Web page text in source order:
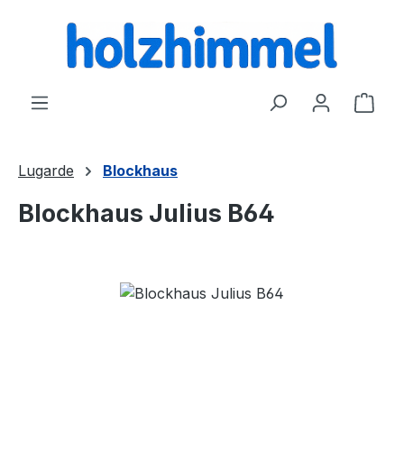
springen
Lugarde Blockhaus
Blockhaus Julius B64
Bildergalerie überspringen